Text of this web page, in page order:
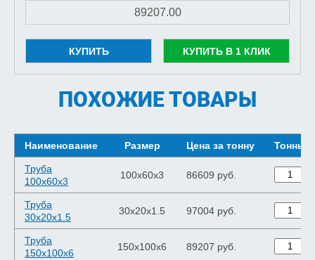
КУПИТЬ КУПИТЬ В 1 КЛИК
ПОХОЖИЕ ТОВАРЫ
Наименование Размер Цена за тонну Тонны
Труба
100х60х3
100х60х3 86609 руб.
Труба
30х20х1.5
30х20х1.5 97004 руб.
Труба
150х100х6
150х100х6 89207 руб.